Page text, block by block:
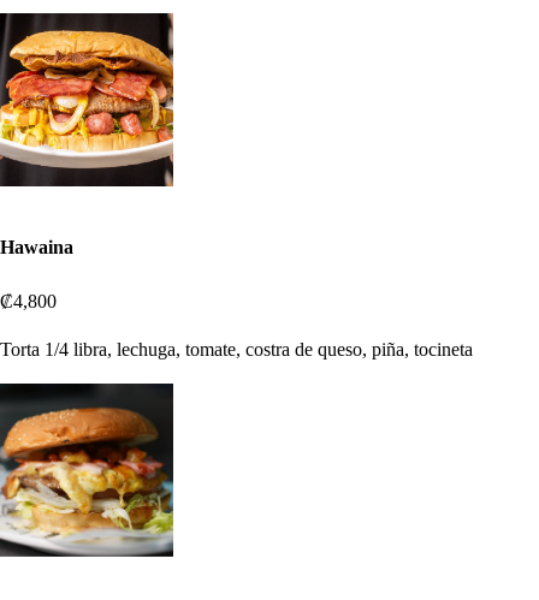
Hawaina
₡4,800
Torta 1/4 libra, lechuga, tomate, costra de queso, piña, tocineta